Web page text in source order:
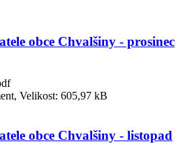
obce Chvalšiny - prosinec
Velikost: 605,97 kB
obce Chvalšiny - listopad